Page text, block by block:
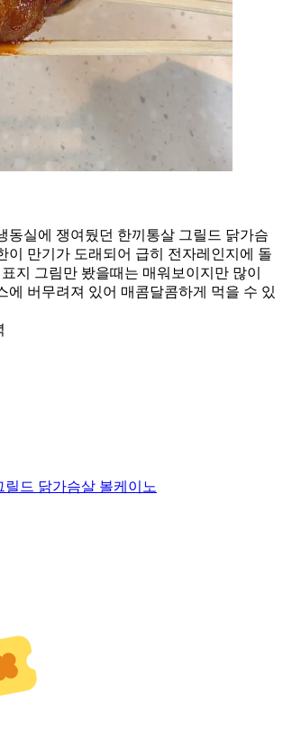
동실에 쟁여뒀던 한끼통살 그릴드 닭가슴
이 만기가 도래되어 급히 전자레인지에 돌
지 그림만 봤을때는 매워보이지만 많이
에 버무려져 있어 매콤달콤하게 먹을 수 있
릴드 닭가슴살 볼케이노